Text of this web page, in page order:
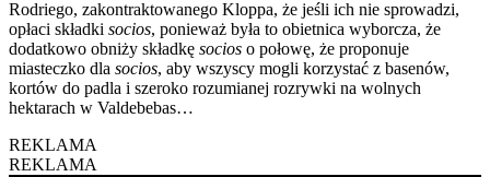
Rodriego, zakontraktowanego Kloppa, że jeśli ich nie sprowadzi,
opłaci składki socios, ponieważ była to obietnica wyborcza, że
dodatkowo obniży składkę socios o połowę, że proponuje
miasteczko dla socios, aby wszyscy mogli korzystać z basenów,
kortów do padla i szeroko rozumianej rozrywki na wolnych
hektarach w Valdebebas…
REKLAMA
REKLAMA